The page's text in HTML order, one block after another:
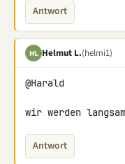
Antwort
HL Helmut L.(helmi1)
@Harald
wir werden
Antwort